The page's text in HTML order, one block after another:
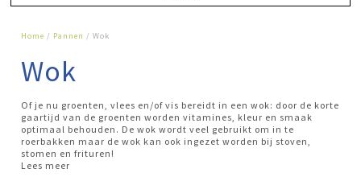
Home / Pannen / Wok
Wok
Of je nu groenten, vlees en/of vis bereidt in een wok: door de korte
gaartijd van de groenten worden vitamines, kleur en smaak
optimaal behouden. De wok wordt veel gebruikt om in te
roerbakken maar de wok kan ook ingezet worden bij stoven,
stomen en frituren!